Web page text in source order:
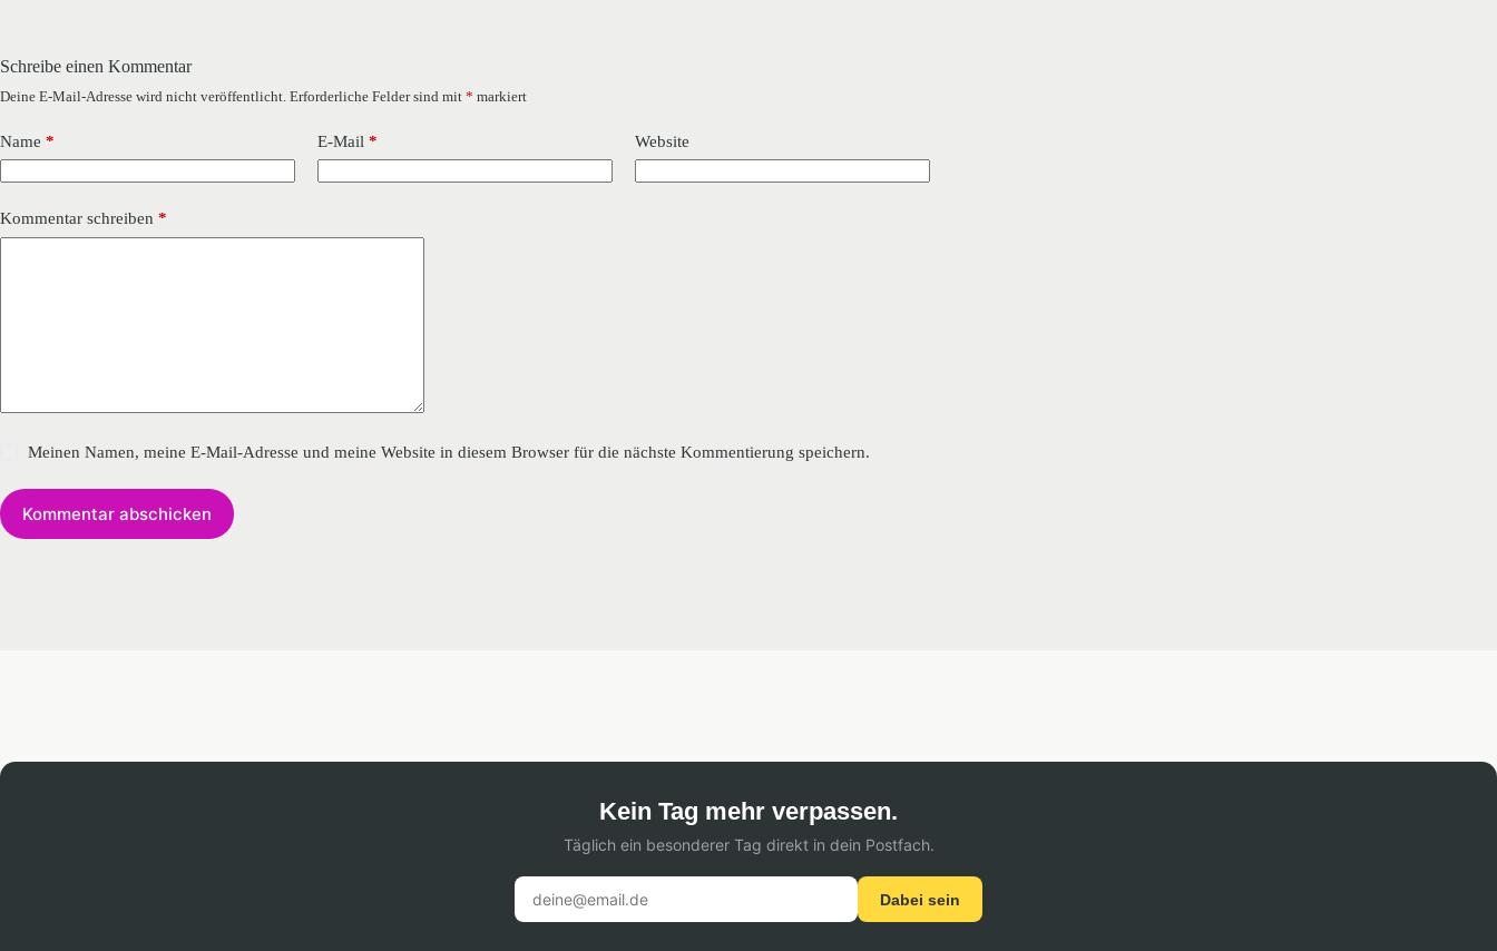
Schreibe einen Kommentar
Deine E-Mail-Adresse wird nicht veröffentlicht. Erforderliche Felder sind mit * markiert
Name * E-Mail * Website
Kommentar schreiben *
Meinen Namen, meine E-Mail-Adresse und meine Website in diesem Browser für die nächste Kommentierung speichern.
Kommentar abschicken
Kein Tag mehr verpassen.
Täglich ein besonderer Tag direkt in dein Postfach.
Dabei sein